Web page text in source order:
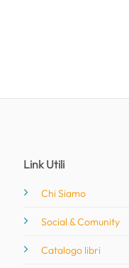
Link Utili
Chi Siamo
Social & Comunity
Catalogo libri